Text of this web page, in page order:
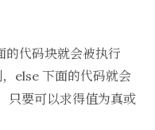
的代码块就会被执行
else 下面的代码就会
只要可以求得值为真或